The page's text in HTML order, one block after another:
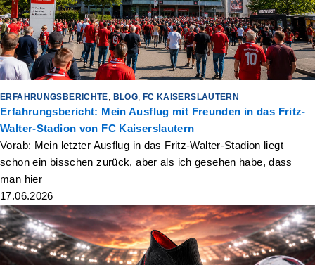
ERFAHRUNGSBERICHTE, BLOG, FC KAISERSLAUTERN
Erfahrungsbericht: Mein Ausflug mit Freunden in das Fritz-
Walter-Stadion von FC Kaiserslautern
Vorab: Mein letzter Ausflug in das Fritz-Walter-Stadion liegt
schon ein bisschen zurück, aber als ich gesehen habe, dass
man hier
17.06.2026